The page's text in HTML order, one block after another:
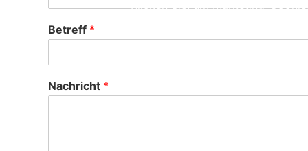
Betreff *
Nachricht *